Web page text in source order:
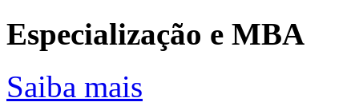
Especialização e MBA
Saiba mais